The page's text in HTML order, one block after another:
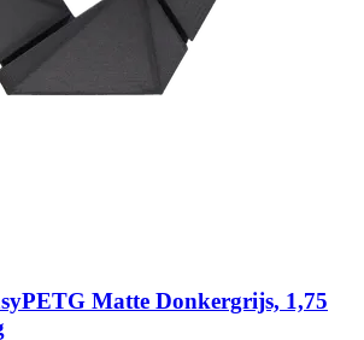
Matte Donkergrijs, 1,75